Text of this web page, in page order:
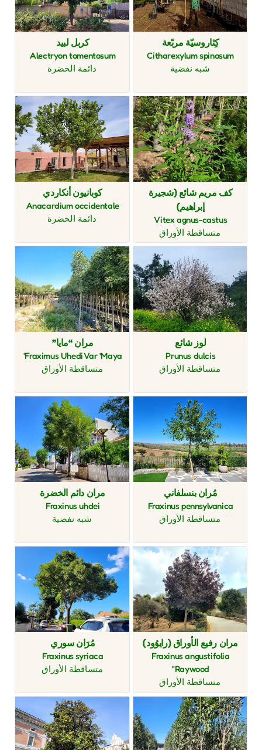
كِثاروسيّة مربّعة
Citharexylum spinosum
شبه نفضية
كربل لبيد
Alectryon tomentosum
دائمة الخضرة
كف مريم شائع (شجيرة
إبراهيم)
Vitex agnus-castus
متساقطة الأوراق
كوبانيون أنكاردي
Anacardium occidentale
دائمة الخضرة
لوز شائع
Prunus dulcis
متساقطة الأوراق
مران “مايا”
Fraximus Uhedi Var 'Maya'
متساقطة الأوراق
مُران بنسلفاني
Fraxinus pennsylvanica
متساقطة الأوراق
مران دائم الخضرة
Fraxinus uhdei
شبه نفضية
مران رفيع الأوراق (رايوُود)
Fraxinus angustifolia
'Raywood'
متساقطة الأوراق
مُرَان سوري
Fraxinus syriaca
متساقطة الأوراق